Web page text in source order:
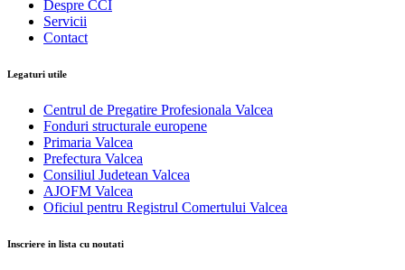
Despre CCI
Servicii
Contact
Legaturi utile
Centrul de Pregatire Profesionala Valcea
Fonduri structurale europene
Primaria Valcea
Prefectura Valcea
Consiliul Judetean Valcea
AJOFM Valcea
Oficiul pentru Registrul Comertului Valcea
Inscriere in lista cu noutati